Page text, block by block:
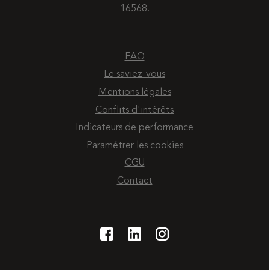
16568.
FAQ
Le saviez-vous
Mentions légales
Conflits d'intérêts
Indicateurs de performance
Paramétrer les cookies
CGU
Contact